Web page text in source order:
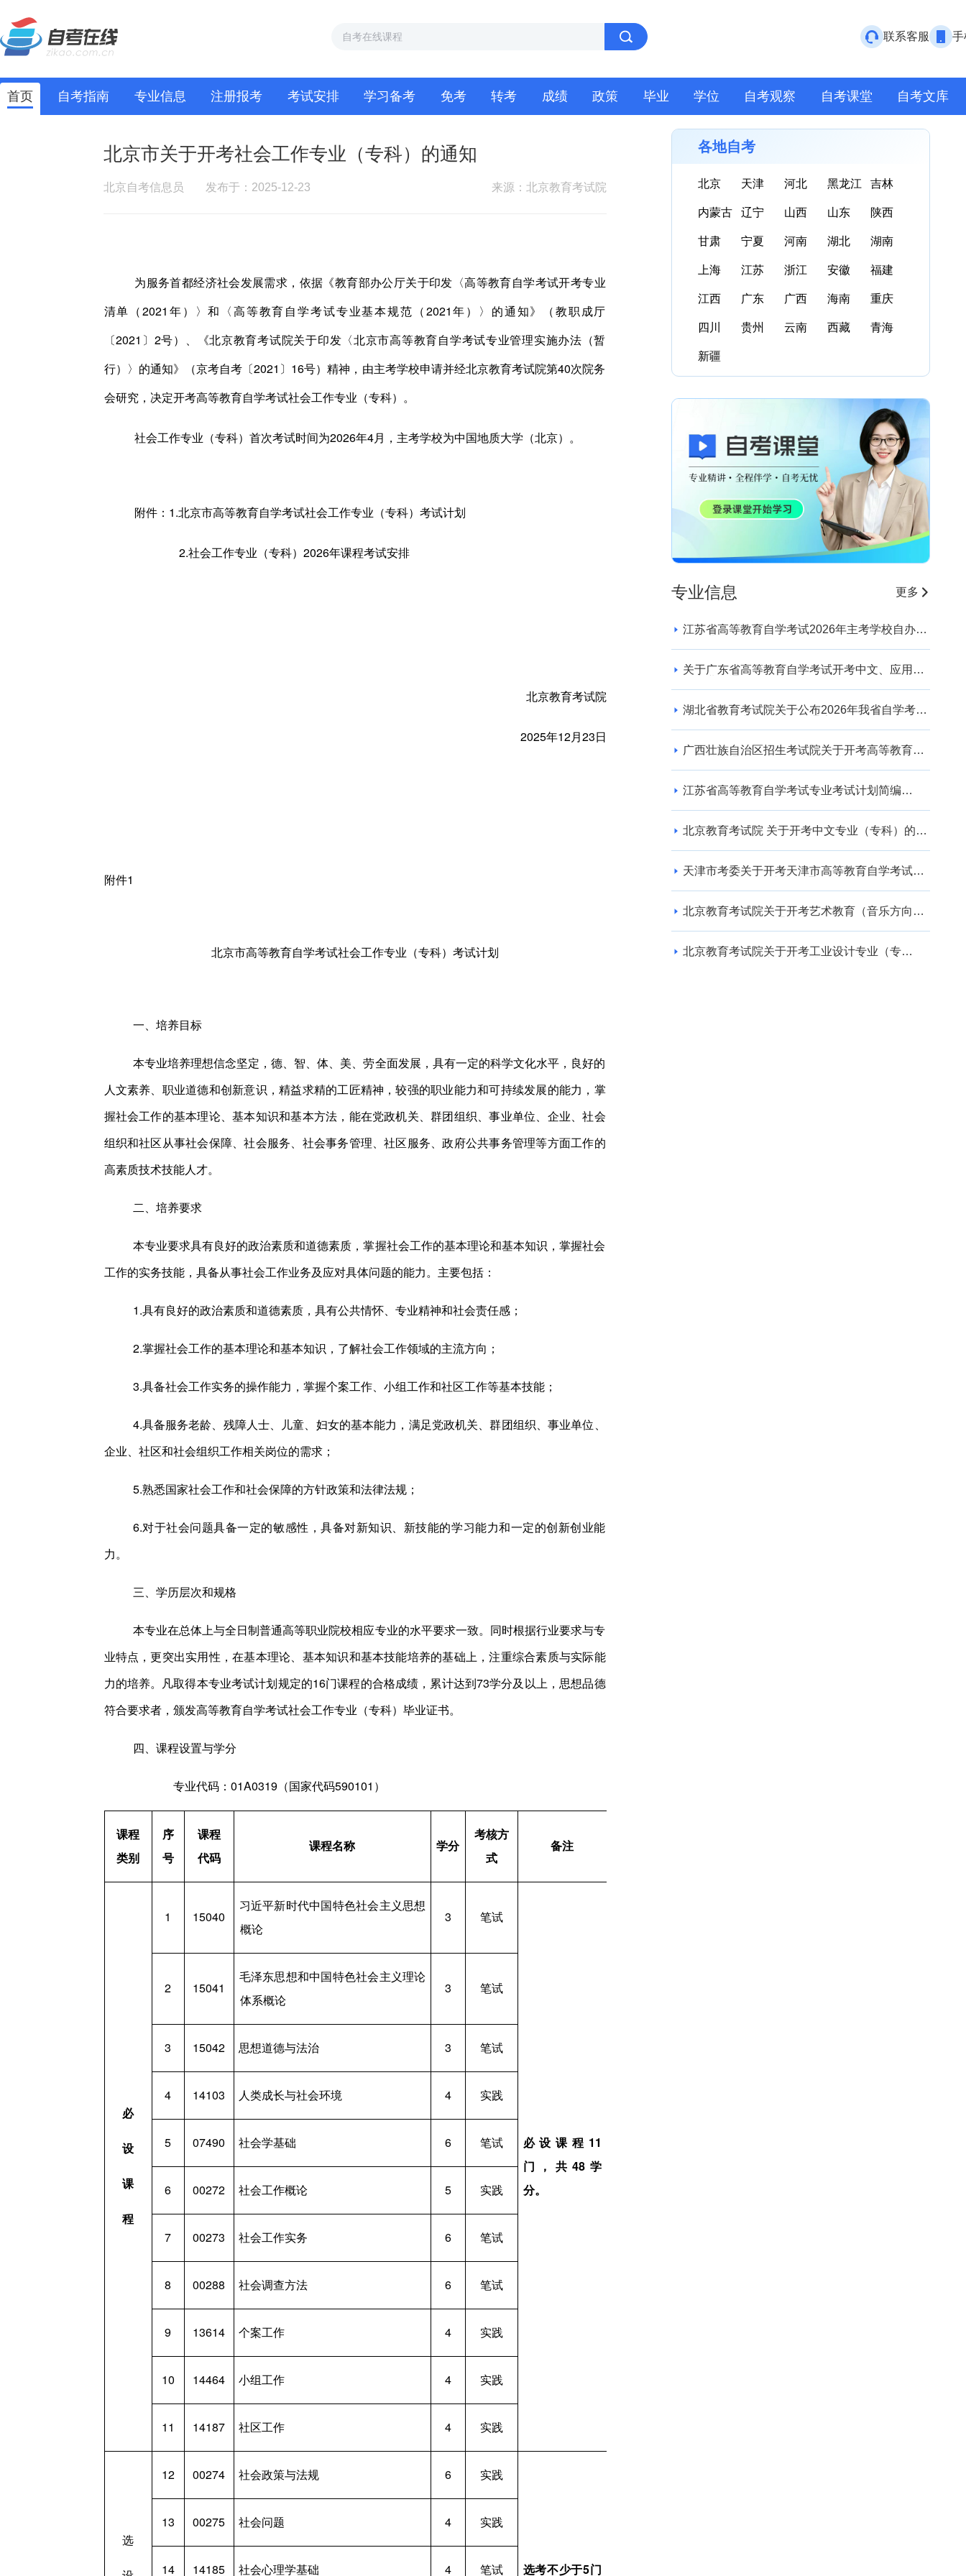
联系客服 手
首页 自考指南 专业信息 注册报考 考试安排 学习备考 免考 转考 成绩 政策 毕业 学位 自考观察 自考课堂 自考文库
北京市关于开考社会工作专业（专科）的通知
北京自考信息员 发布于：2025-12-23 来源：北京教育考试院
为服务首都经济社会发展需求，依据《教育部办公厅关于印发〈高等教育自学考试开考专业
清单（2021年）〉和〈高等教育自学考试专业基本规范（2021年）〉的通知》（教职成厅
〔2021〕2号）、《北京教育考试院关于印发〈北京市高等教育自学考试专业管理实施办法（暂
行）〉的通知》（京考自考〔2021〕16号）精神，由主考学校申请并经北京教育考试院第40次院务
会研究，决定开考高等教育自学考试社会工作专业（专科）。
社会工作专业（专科）首次考试时间为2026年4月，主考学校为中国地质大学（北京）。
附件：1.北京市高等教育自学考试社会工作专业（专科）考试计划
2.社会工作专业（专科）2026年课程考试安排
北京教育考试院
2025年12月23日
附件1
北京市高等教育自学考试社会工作专业 （专科）考试计划
一、培养目标
本专业培养理想信念坚定，德、智、体、美、劳全面发展，具有一定的科学文化水平，良好的
人文素养、职业道德和创新意识，精益求精的工匠精神，较强的职业能力和可持续发展的能力，掌
握社会工作的基本理论、基本知识和基本方法，能在党政机关、群团组织、事业单位、企业、社会
组织和社区从事社会保障、社会服务、社会事务管理、社区服务、政府公共事务管理等方面工作的
高素质技术技能人才。
二、培养要求
本专业要求具有良好的政治素质和道德素质，掌握社会工作的基本理论和基本知识，掌握社会
工作的实务技能，具备从事社会工作业务及应对具体问题的能力。主要包括：
1.具有良好的政治素质和道德素质，具有公共情怀、专业精神和社会责任感；
2.掌握社会工作的基本理论和基本知识，了解社会工作领域的主流方向；
3.具备社会工作实务的操作能力，掌握个案工作、小组工作和社区工作等基本技能；
4.具备服务老龄、残障人士、儿童、妇女的基本能力，满足党政机关、群团组织、事业单位、
企业、社区和社会组织工作相关岗位的需求；
5.熟悉国家社会工作和社会保障的方针政策和法律法规；
6.对于社会问题具备一定的敏感性，具备对新知识、新技能的学习能力和一定的创新创业能
力。
三、学历层次和规格
本专业在总体上与全日制普通高等职业院校相应专业的水平要求一致。同时根据行业要求与专
业特点，更突出实用性，在基本理论、基本知识和基本技能培养的基础上，注重综合素质与实际能
力的培养。凡取得本专业考试计划规定的16门课程的合格成绩，累计达到73学分及以上，思想品德
符合要求者，颁发高等教育自学考试社会工作专业（专科）毕业证书。
四、课程设置与学分
专业代码：01A0319（国家代码590101）
课程
类别
序
号
课程
代码
课程名称 学分
考核方
式
备注
必
设
课
程
1 15040
习近平新时代中国特色社会主义思想
概论
3 笔试
必设课程11
门，共48学
分。
2 15041
毛泽东思想和中国特色社会主义理论
体系概论
3 笔试
3 15042 思想道德与法治 3 笔试
4 14103 人类成长与社会环境 4 实践
5 07490 社会学基础 6 笔试
6 00272 社会工作概论 5 实践
7 00273 社会工作实务 6 笔试
8 00288 社会调查方法 6 笔试
9 13614 个案工作 4 实践
10 14464 小组工作 4 实践
11 14187 社区工作 4 实践
选
12 00274 社会政策与法规 6 实践
选考不少于5门
13 00275 社会问题 4 实践
14 14185 社会心理学基础 4 笔试
各地自考
北京 天津 河北 黑龙江 吉林
内蒙古 辽宁 山西 山东 陕西
甘肃 宁夏 河南 湖北 湖南
上海 江苏 浙江 安徽 福建
江西 广东 广西 海南 重庆
四川 贵州 云南 西藏 青海
新疆
专业信息 更多
江苏省高等教育自学考试2026年主考学校自办助
关于广东省高等教育自学考试开考中文、应用英
湖北省教育考试院关于公布2026年我省自学考试
广西壮族自治区招生考试院关于开考高等教育自
江苏省高等教育自学考试专业考试计划简编
北京教育考试院 关于开考中文专业（专科）的通
天津市考委关于开考天津市高等教育自学考试电
北京教育考试院关于开考艺术教育（音乐方向）
北京教育考试院关于开考工业设计专业（专